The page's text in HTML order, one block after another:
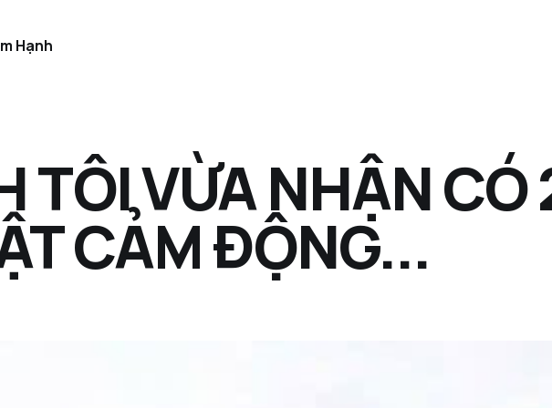
Hạnh
TÔI VỪA NHẬN CÓ
CẢM ĐỘNG...